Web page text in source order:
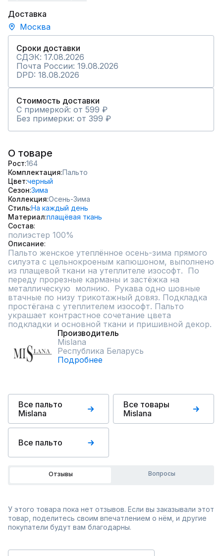
Доставка
Москва
Сроки доставки
СДЭК: 17.08.2026
Почта России: 19.08.2026
DPD: 18.08.2026
Стоимость доставки
С примеркой: от 599 ₽
Без примерки: от 399 ₽
О товаре
Рост 164
Комплектация Пальто
Цвет черный
Сезон Зима
Коллекция Осень-Зима
СтильНа каждый день
Материал плащёвая ткань
Состав
полиэстер 100%
Описание
Пальто женское утеплённое осень-зима прямого
силуэта с цельнокроеным капюшоном, выполнено
из плащевой ткани на утеплителе изософт.  По
переду прорезные карманы и застёжка на
металлическую  молнию.  Рукава одно шовные
втачные по низу трикотажный довяз. Подкладка
простёгана с утеплителем изософт. Пальто
украшает контрастное сочетание цвета
подкладки и основной ткани и пришивной декор.
Производитель
Mislana
Республика Беларусь
Подробнее
Все пальто
Mislana
Все товары
Mislana
Все пальто
Отзывы Вопросы
У этого товара пока нет отзывов. Если вы заказывали этот
товар, поделитесь своим впечатлением о нём, и другие
покупатели будут вам благодарны.